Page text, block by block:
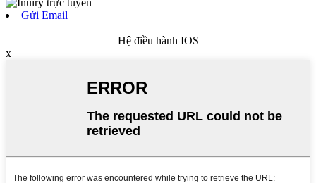
Gửi Email
Hệ điều hành IOS
x